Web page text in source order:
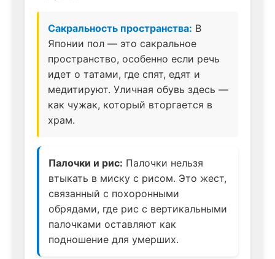
Сакральность пространства: В
Японии пол — это сакральное
пространство, особенно если речь
идет о татами, где спят, едят и
медитируют. Уличная обувь здесь —
как чужак, который вторгается в
храм.
Палочки и рис: Палочки нельзя
втыкать в миску с рисом. Это жест,
связанный с похоронными
обрядами, где рис с вертикальными
палочками оставляют как
подношение для умерших.